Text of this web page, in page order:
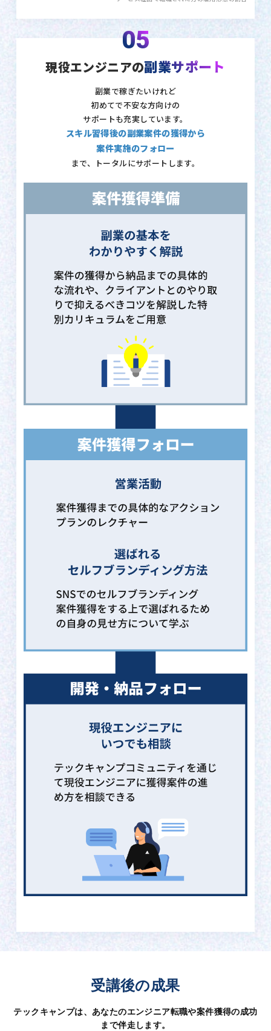
05
現役エンジニアの副業サポート
副業で稼ぎたいけれど
初めてで不安な方向けの
サポートも充実しています。
スキル習得後の副業案件の獲得から
案件実施のフォロー
まで、トータルにサポートします。
受講後の成果
テックキャンプは、あなたのエンジニア転職や案件獲得の成功
まで伴走します。